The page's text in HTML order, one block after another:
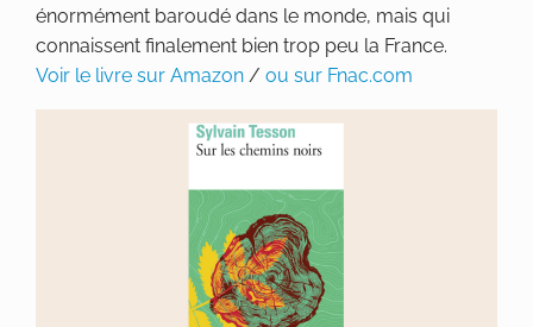
énormément baroudé dans le monde, mais qui
connaissent finalement bien trop peu la France.
Voir le livre sur Amazon / ou sur Fnac.com